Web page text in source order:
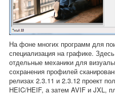
На фоне многих программ для
специализация на графике.
отдельные механики для
сохранения профилей
релизах 2.3.11 и 2.3.12 проект
HEIC/HEIF, а затем AVIF и JXL,